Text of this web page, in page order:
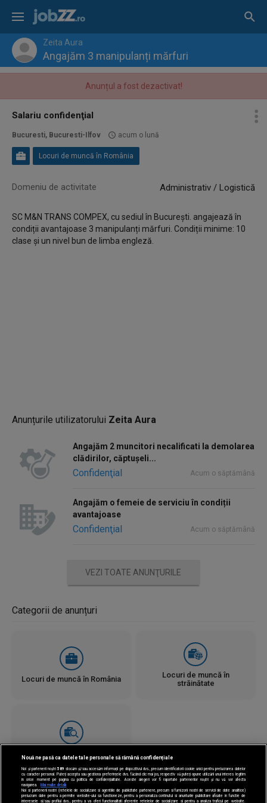
Zeita Aura
Angajăm 3 manipulanți mărfuri
Anunțul a fost dezactivat!
Salariu confidenţial
Bucuresti, Bucuresti-Ilfov acum o lună
Locuri de muncă în România
Domeniu de activitate Administrativ / Logistică
SC M&N TRANS COMPEX, cu sediul în București. angajează în
condiții avantajoase 3 manipulanți mărfuri. Condiții minime: 10
clase și un nivel bun de limba engleză.
Anunțurile utilizatorului Zeita Aura
Angajăm 2 muncitori necalificati la demolarea
clădirilor, căptușeli...
Confidenţial Acum o săptămână
Angajăm o femeie de serviciu în condiții
avantajoase
Confidenţial Acum o săptămână
VEZI TOATE ANUNŢURILE
Categorii de anunțuri
Locuri de muncă în România
Locuri de muncă în
străinătate
Căutări locuri de muncă
Nouă ne pasă ca datele tale personale să rămână confidențiale
Noi și partenerii noștri 589 stocăm și/sau accesăm informații pe dispozitivul dvs., precum identificatorii cookie unici pentru prelucrarea datelor
cu caracter personal. Puteți accepta sau gestiona preferințele dvs. făcând clic mai jos, respectiv vă puteți opune utilizării unui interes legitim
în orice moment pe pagina cu politica de confidențialitate. Aceste alegeri vor fi raportate partenerilor noștri și nu vă vor afecta
navigarea.
Mai multe detalii
Noi si partenerii nostri (retelele de socializare si agentiile de publicitate partenere, precum si furnizorii nostri de servicii de date analitice)
prelucram date pentru a permite website-ului sa functioneze, pentru a personaliza continutul si anunturile publicitare afisate in functie de
interesele si/sau profilul dvs., pentru a va oferi functionalitati aferente retelelor de socializare si pentru a analiza traficul pe website.